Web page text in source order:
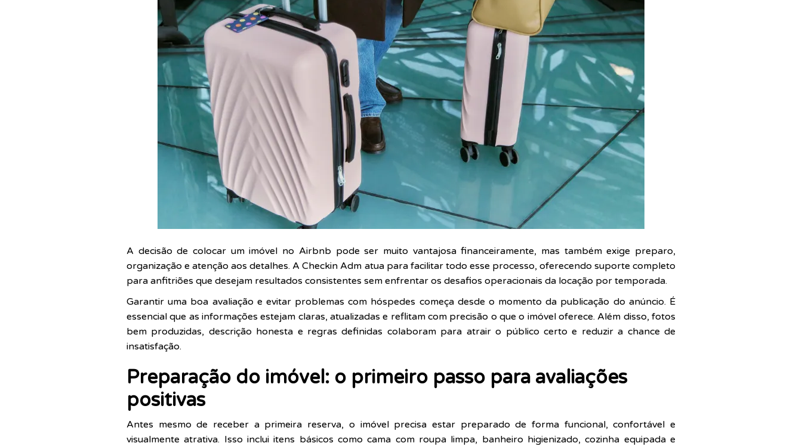
A decisão de colocar um imóvel no Airbnb pode ser muito vantajosa financeiramente, mas também exige preparo,
organização e atenção aos detalhes. A Checkin Adm atua para facilitar todo esse processo, oferecendo suporte completo
para anfitriões que desejam resultados consistentes sem enfrentar os desafios operacionais da locação por temporada.
Garantir uma boa avaliação e evitar problemas com hóspedes começa desde o momento da publicação do anúncio. É
essencial que as informações estejam claras, atualizadas e reflitam com precisão o que o imóvel oferece. Além disso, fotos
bem produzidas, descrição honesta e regras definidas colaboram para atrair o público certo e reduzir a chance de
insatisfação.
Preparação do imóvel: o primeiro passo para avaliações
positivas
Antes mesmo de receber a primeira reserva, o imóvel precisa estar preparado de forma funcional, confortável e
visualmente atrativa. Isso inclui itens básicos como cama com roupa limpa, banheiro higienizado, cozinha equipada e